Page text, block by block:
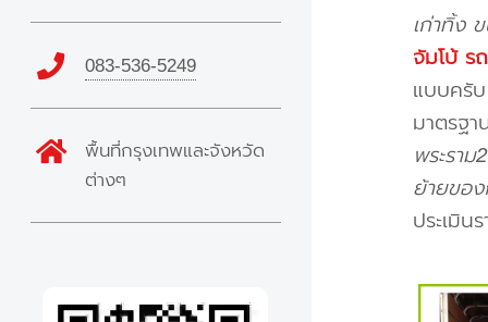
เก่าทิ้ง
จัมโบ้ ร
แบบครับ
มาตรฐ
พระราม2
ย้ายขอ
ประเมิน
083-536-5249
พื้นที่กรุงเทพและจังหวัด
ต่างๆ